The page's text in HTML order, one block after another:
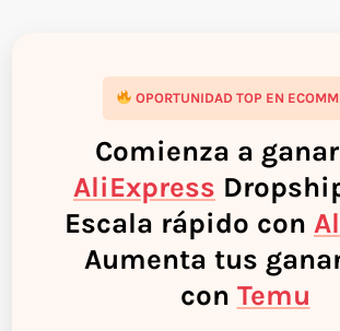
OPORTUNIDAD TOP EN
Comienza a
AliExpress
Escala rápido con
Aumenta tus
con Temu